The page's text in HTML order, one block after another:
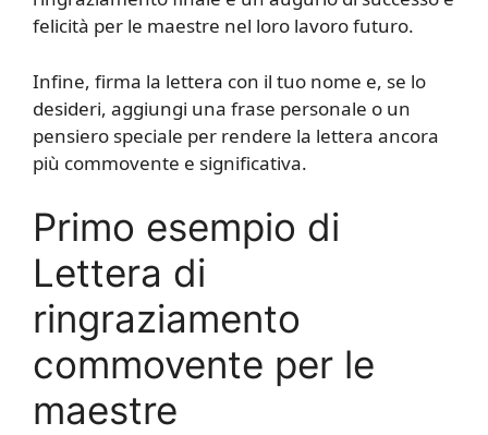
felicità per le maestre nel loro lavoro futuro.
Infine, firma la lettera con il tuo nome e, se lo
desideri, aggiungi una frase personale o un
pensiero speciale per rendere la lettera ancora
più commovente e significativa.
Primo esempio di
Lettera di
ringraziamento
commovente per le
maestre